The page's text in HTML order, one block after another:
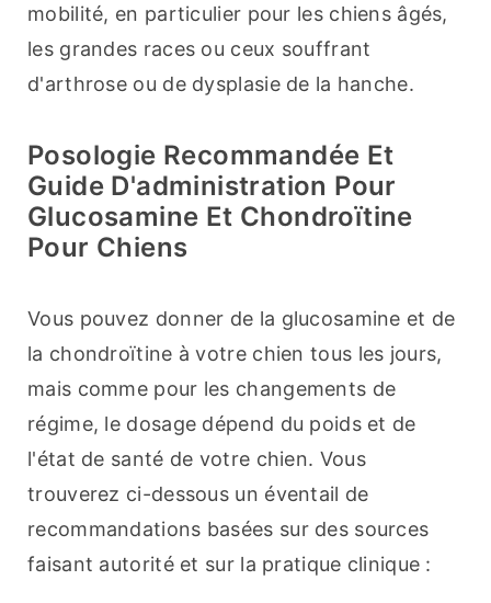
mobilité, en particulier pour les chiens âgés,
les grandes races ou ceux souffrant
d'arthrose ou de dysplasie de la hanche.
Posologie Recommandée Et
Guide D'administration Pour
Glucosamine Et Chondroïtine
Pour Chiens
Vous pouvez donner de la glucosamine et de
la chondroïtine à votre chien tous les jours,
mais comme pour les changements de
régime, le dosage dépend du poids et de
l'état de santé de votre chien. Vous
trouverez ci-dessous un éventail de
recommandations basées sur des sources
faisant autorité et sur la pratique clinique :